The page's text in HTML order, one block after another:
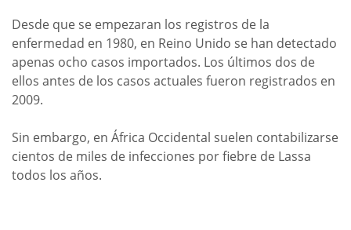
Desde que se empezaran los registros de la
enfermedad en 1980, en Reino Unido se han detectado
apenas ocho casos importados. Los últimos dos de
ellos antes de los casos actuales fueron registrados en
2009.
Sin embargo, en África Occidental suelen contabilizarse
cientos de miles de infecciones por fiebre de Lassa
todos los años.